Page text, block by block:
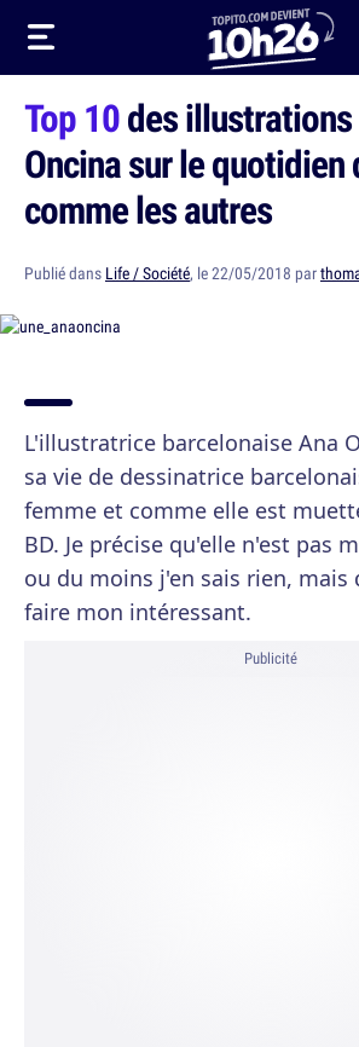
Top 10des illustrations
Oncina sur le quotidien
comme les autres
Publié dans Life / Société, le 22/05/2018 par
L'illustratrice barcelonaise Ana
sa vie de dessinatrice
femme et comme elle est
BD. Je précise qu'elle n'est pas
ou du moins j'en sais rien, mais
faire mon intéressant.
Publicité